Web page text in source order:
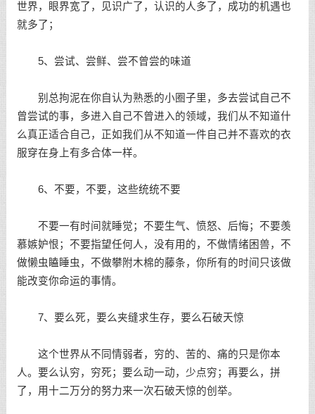
世界，眼界宽了，见识广了，认识的人多了，成功的机遇也
就多了；
5、尝试、尝鲜、尝不曾尝的味道
别总拘泥在你自认为熟悉的小圈子里，多去尝试自己不
曾尝试的事，多进入自己不曾进入的领域，我们从不知道什
么真正适合自己，正如我们从不知道一件自己并不喜欢的衣
服穿在身上有多合体一样。
6、不要，不要，这些统统不要
不要一有时间就睡觉；不要生气、愤怒、后悔；不要羡
慕嫉妒恨；不要指望任何人，没有用的，不做情绪困兽，不
做懒虫瞌睡虫，不做攀附木棉的藤条，你所有的时间只该做
能改变你命运的事情。
7、要么死，要么夹缝求生存，要么石破天惊
这个世界从不同情弱者，穷的、苦的、痛的只是你本
人。要么认穷，穷死；要么动一动，少点穷；再要么，拼
了，用十二万分的努力来一次石破天惊的创举。